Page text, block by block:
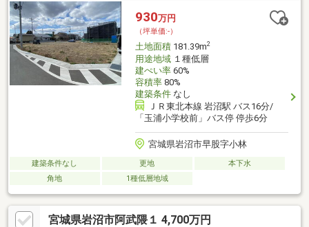
930万円
（坪単価:-）
土地面積181.39m2
用途地域１種低層
建ぺい率60%
容積率80%
建築条件なし
ＪＲ東北本線 岩沼駅 バス16分/
「玉浦小学校前」バス停 停歩6分
宮城県岩沼市早股字小林
建築条件なし 更地
本下水
角地
1種低層地域
宮城県岩沼市阿武隈１ 4,700万円